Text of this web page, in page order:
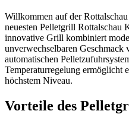
Willkommen auf der
neuesten Pelletgrill Rottalschau
innovative Grill kombiniert
unverwechselbaren
automatischen
Temperaturregelung ermöglicht
höchstem Niveau.
Vorteile des